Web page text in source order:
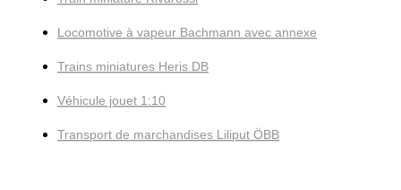
Locomotive à vapeur Bachmann avec annexe
Trains miniatures Heris DB
Véhicule jouet 1:10
Transport de marchandises Liliput ÖBB